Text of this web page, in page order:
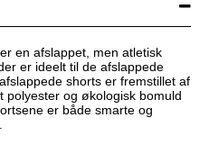
en afslappet, men atletisk
er ideelt til de afslappede
shorts er fremstillet af
polyester og økologisk bomuld
er både smarte og